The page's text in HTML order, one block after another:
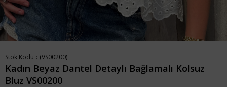
Stok Kodu (VS00200)
Kadın Beyaz Dantel Detaylı Bağlamalı Kolsuz
Bluz VS00200